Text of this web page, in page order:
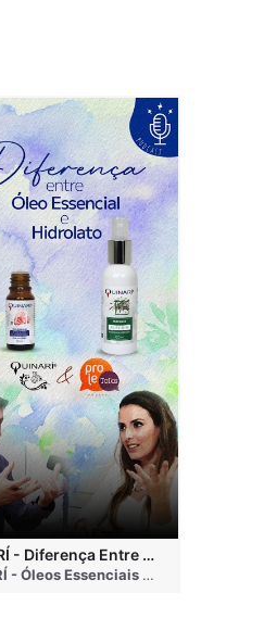
months ago
QUINARÍ - Diferença Entre Óleo Essencial e Hidrolato
QUINARÍ - Óleos Essenciais e Aromaterapia